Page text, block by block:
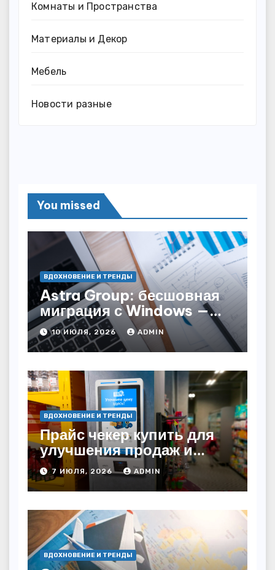
Комнаты и Пространства
Материалы и Декор
Мебель
Новости разные
You missed
ВДОХНОВЕНИЕ И ТРЕНДЫ
Astra Group: бесшовная
миграция с Windows —
как сохранить бизнес-
непрерывность
10 ИЮЛЯ, 2026 ADMIN
ВДОХНОВЕНИЕ И ТРЕНДЫ
Прайс чекер купить для
улучшения продаж и
автоматизации
7 ИЮЛЯ, 2026 ADMIN
ВДОХНОВЕНИЕ И ТРЕНДЫ